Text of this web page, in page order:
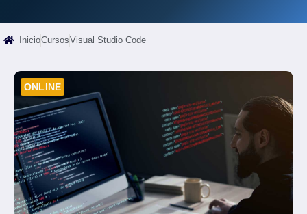
InicioCursosVisual Studio Code
ONLINE